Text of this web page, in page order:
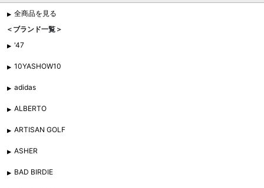
全商品を見る
＜ブランド一覧＞
'47
10YASHOW10
adidas
ALBERTO
ARTISAN GOLF
ASHER
BAD BIRDIE